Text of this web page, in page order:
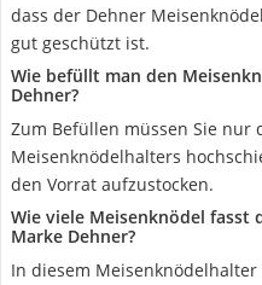
dass der Dehner
gut geschützt ist.
Wie befüllt man den
Dehner?
Zum Befüllen müssen Sie nur
Meisenknödelhalters
den Vorrat aufzustocken.
Wie viele Meisenknödel
Marke Dehner?
In diesem